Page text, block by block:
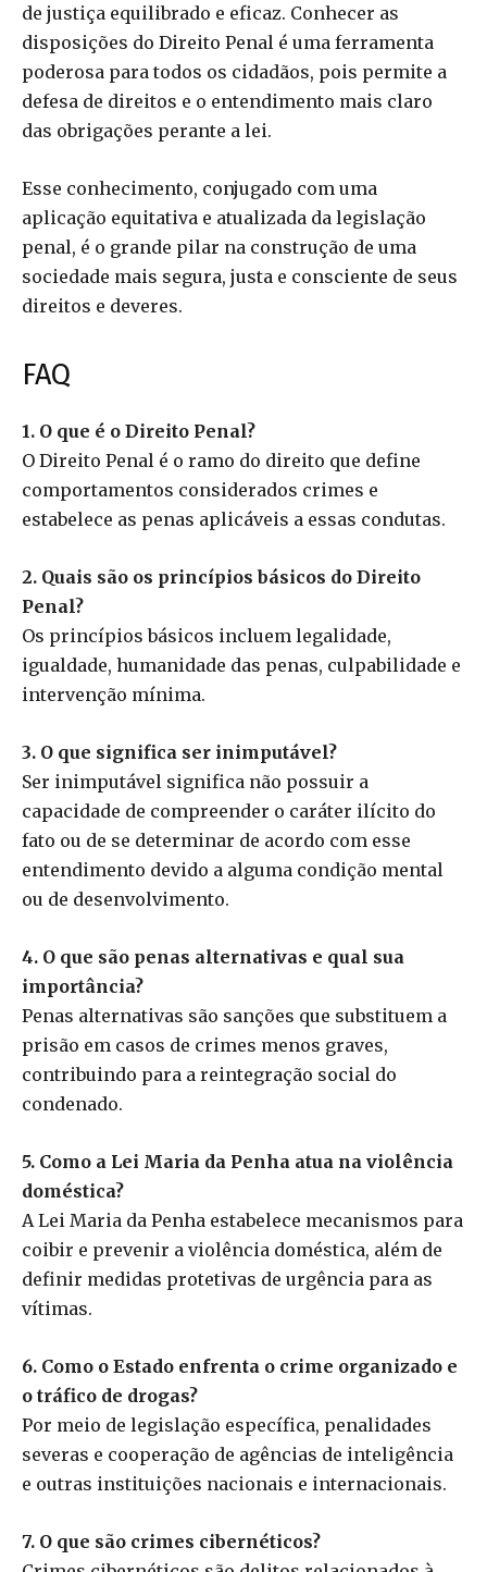
de justiça equilibrado e eficaz. Conhecer as
disposições do Direito Penal é uma ferramenta
poderosa para todos os cidadãos, pois permite a
defesa de direitos e o entendimento mais claro
das obrigações perante a lei.
Esse conhecimento, conjugado com uma
aplicação equitativa e atualizada da legislação
penal, é o grande pilar na construção de uma
sociedade mais segura, justa e consciente de seus
direitos e deveres.
FAQ
1. O que é o Direito Penal?
O Direito Penal é o ramo do direito que define
comportamentos considerados crimes e
estabelece as penas aplicáveis a essas condutas.
2. Quais são os princípios básicos do Direito
Penal?
Os princípios básicos incluem legalidade,
igualdade, humanidade das penas, culpabilidade e
intervenção mínima.
3. O que significa ser inimputável?
Ser inimputável significa não possuir a
capacidade de compreender o caráter ilícito do
fato ou de se determinar de acordo com esse
entendimento devido a alguma condição mental
ou de desenvolvimento.
4. O que são penas alternativas e qual sua
importância?
Penas alternativas são sanções que substituem a
prisão em casos de crimes menos graves,
contribuindo para a reintegração social do
condenado.
5. Como a Lei Maria da Penha atua na violência
doméstica?
A Lei Maria da Penha estabelece mecanismos para
coibir e prevenir a violência doméstica, além de
definir medidas protetivas de urgência para as
vítimas.
6. Como o Estado enfrenta o crime organizado e
o tráfico de drogas?
Por meio de legislação específica, penalidades
severas e cooperação de agências de inteligência
e outras instituições nacionais e internacionais.
7. O que são crimes cibernéticos?